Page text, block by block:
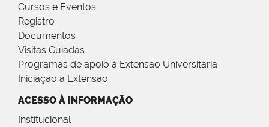
Cursos e Eventos
Registro
Documentos
Visitas Guiadas
Programas de apoio à Extensão Universitária
Iniciação à Extensão
ACESSO À INFORMAÇÃO
Institucional